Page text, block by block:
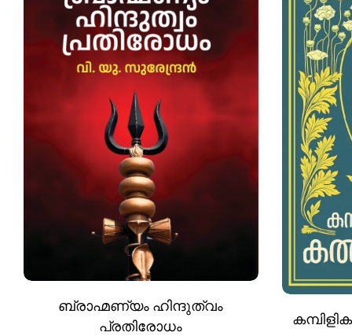
ബ്രാഹ്മണ്യം ഹിന്ദുത്വം
പ്രതിരോധം